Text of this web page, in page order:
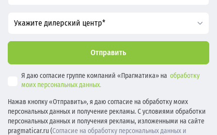
Укажите дилерский центр*
Отправить
Я даю согласие группе компаний «Прагматика» на обработку
моих персональных данных.
Нажав кнопку «Отправить», я даю согласие на обработку моих
персональных данных и получение рекламы. С условиями обработки
персональных данных и получения рекламы, изложенными на сайте
pragmaticar.ru (Согласие на обработку персональных данных и